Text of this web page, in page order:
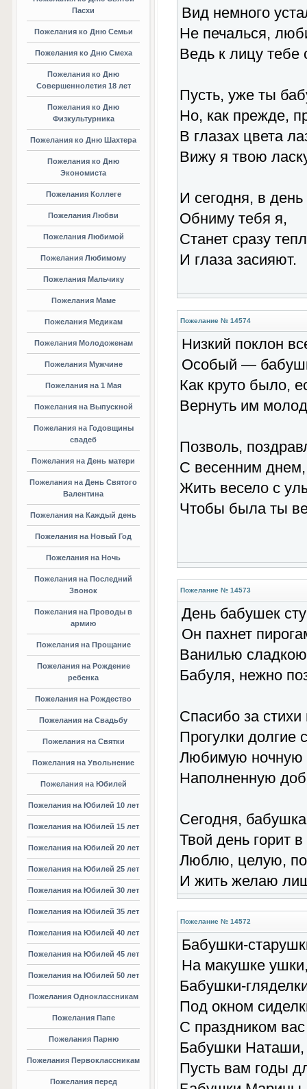
Пасхи
Пожелания ко Дню Семьи
Пожелания ко Дню Смеха
Пожелания ко Дню
Совершеннолетия 18 лет
Пожелания ко Дню
Физкультурника
Пожелания ко Дню Шахтера
Пожелания ко Дню
Экономиста
Пожелания Коллеге
Пожелания Любви
Пожелания Любимой
Пожелания Любимому
Пожелания Мальчику
Пожелания Маме
Пожелания Медикам
Пожелания Молодоженам
Пожелания Мужчине
Пожелания на 1 Мая
Пожелания на Выпускной
Пожелания на Годовщины
свадеб
Пожелания на День матери
Пожелания на День Святого
Валентина
Пожелания на Каждый день
Пожелания на Новый Год
Пожелания на Ночь
Пожелания на Последний
Звонок
Пожелания на Проводы в
армию
Пожелания на Прощание
Пожелания на Рождение
ребенка
Пожелания на Рождество
Пожелания на Свадьбу
Пожелания на Святки
Пожелания на Увольнение
Пожелания на Юбилей
Пожелания на Юбилей 10 лет
Пожелания на Юбилей 15 лет
Пожелания на Юбилей 20 лет
Пожелания на Юбилей 25 лет
Пожелания на Юбилей 30 лет
Пожелания на Юбилей 35 лет
Пожелания на Юбилей 40 лет
Пожелания на Юбилей 45 лет
Пожелания на Юбилей 50 лет
Пожелания Одноклассникам
Пожелания Папе
Пожелания Парню
Пожелания Первоклассникам
Пожелания перед
Вид немного
Не печалься,
Ведь к лицу тебе
Пусть, уже ты
Но, как прежде,
В глазах цвета
Вижу я твою
И сегодня, в
Обниму тебя я,
Станет сразу
И глаза засияют.
Пожелание № 14574
Низкий поклон
Особый —
Как круто было,
Вернуть им
Позволь,
С весенним
Жить весело с
Чтобы была ты
Пожелание № 14573
День бабушек
Он пахнет
Ванилью
Бабуля, нежно
Спасибо за стихи
Прогулки долгие
Любимую ночную
Наполненную
Сегодня,
Твой день горит
Люблю, целую,
И жить желаю
Пожелание № 14572
Бабушки-
На макушке
Бабушки-
Под окном
С праздником
Бабушки Наташи,
Пусть вам годы